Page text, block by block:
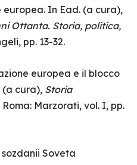
europea. In Ead. (a cura),
Ottanta. Storia, politica,
pp. 13-32.
europea e il blocco
(a cura), Storia
Roma: Marzorati, vol. I, pp.
sozdanii Soveta